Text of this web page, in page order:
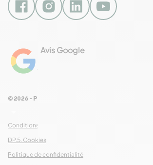
Avis Google
Conditions Générales de Ventes
DP.5. Cookies
Politique de confidentialité
© 2026 - Pour Les Gourmets